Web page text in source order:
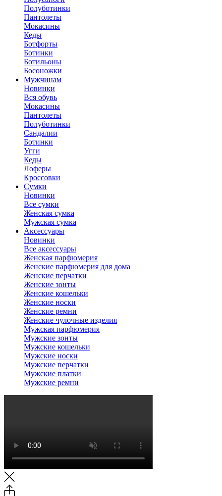
Полуботинки
Пантолеты
Мокасины
Кеды
Ботфорты
Ботинки
Ботильоны
Босоножки
Мужчинам
Новинки
Вся обувь
Мокасины
Пантолеты
Полуботинки
Сандалии
Ботинки
Угги
Кеды
Лоферы
Кроссовки
Сумки
Новинки
Все сумки
Женская сумка
Мужская сумка
Аксессуары
Новинки
Все аксессуары
Женская парфюмерия
Женские парфюмерия для дома
Женские перчатки
Женские зонты
Женские кошельки
Женские носки
Женские ремни
Женские чулочные изделия
Мужская парфюмерия
Мужские зонты
Мужские кошельки
Мужские носки
Мужские перчатки
Мужские платки
Мужские ремни